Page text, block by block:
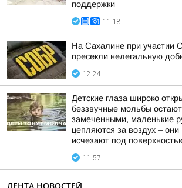
поддержки
11:18
На Сахалине при участии
пресекли нелегальную
12:24
Детские глаза широко
беззвучные мольбы
замеченными, маленькие
цепляются за воздух –
исчезают под
11:57